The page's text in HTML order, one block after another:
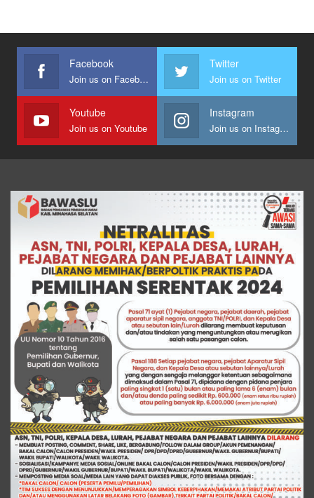
Facebook
Join us on Facebook
Twitter
Join us on Twitter
Youtube
Join us on Youtube
Instagram
Join us on Instagram